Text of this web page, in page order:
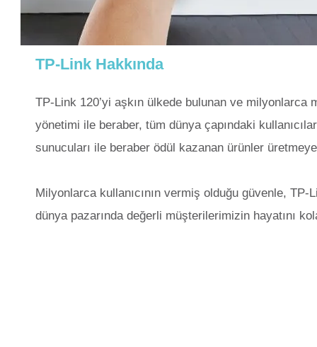
TP-Link Hakkında
TP-Link 120’yi aşkın ülkede bulunan ve milyonlarca
yönetimi ile beraber, tüm dünya çapındaki
sunucuları ile beraber ödül kazanan ürünler
Milyonlarca kullanıcının vermiş olduğu güvenle,
dünya pazarında değerli müşterilerimizin hayatını